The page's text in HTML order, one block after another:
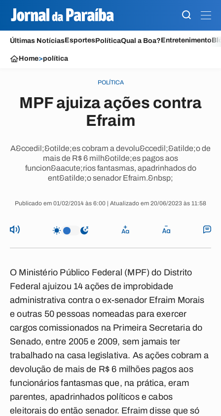
Últimas NotíciasEsportesPolíticaQual a Boa?Entretenimento
Home>política
POLÍTICA
MPF ajuiza ações contra
Efraim
A&ccedil;&otilde;es cobram a devolu&ccedil;&atilde;o de
mais de R$ 6 milh&otilde;es pagos aos
funcion&aacute;rios fantasmas, apadrinhados do
ent&atilde;o senador Efraim.&nbsp;
Publicado em 01/02/2014 às 6:00 | Atualizado em 20/06/2023 às 11:58
O Ministério Público Federal (MPF) do Distrito
Federal ajuizou 14 ações de improbidade
administrativa contra o ex-senador Efraim Morais
e outras 50 pessoas nomeadas para exercer
cargos comissionados na Primeira Secretaria do
Senado, entre 2005 e 2009, sem jamais ter
trabalhado na casa legislativa. As ações cobram a
devolução de mais de R$ 6 milhões pagos aos
funcionários fantasmas que, na prática, eram
parentes, apadrinhados políticos e cabos
eleitorais do então senador. Efraim disse que só